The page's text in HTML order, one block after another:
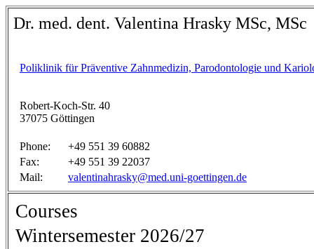
Dr. med. dent. Valentina Hrasky MSc, MSc
Poliklinik für Präventive Zahnmedizin, Parodontologie und
Robert-Koch-Str. 40
37075 Göttingen
Phone:
+49 551 39 60882
Fax:
+49 551 39 22037
Mail:
valentinahrasky@med.uni-goettingen.de
Courses
Wintersemester 2026/27